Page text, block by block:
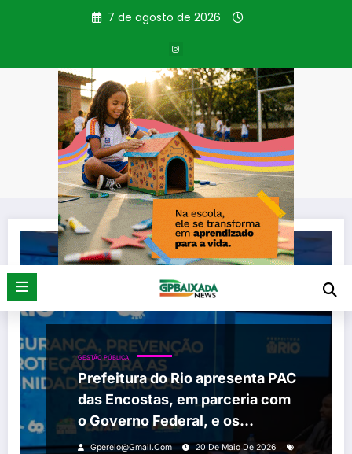
7 de agosto de 2026
Tag: PAC das Encostas
Página inicial PAC das Encostas
GESTÃO PÚBLICA
Prefeitura do Rio apresenta PAC
das Encostas, em parceria com
o Governo Federal, e os
investimentos do município em
Gperelo@gmail.com
20 De Maio De 2026